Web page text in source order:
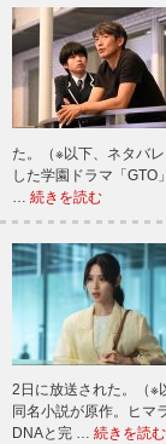
た。（※以下、ネタバ
した学園ドラマ「GTO
… 続きを読む
2日に放送された。（
同名小説が原作。ヒマ
DNAと完 … 続きを読む